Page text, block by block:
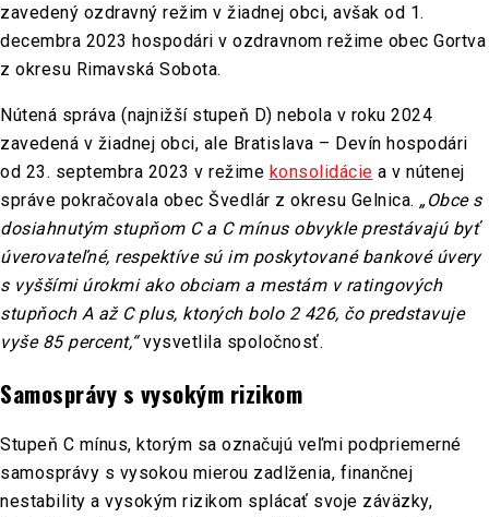
zavedený ozdravný režim v žiadnej obci, avšak od 1.
decembra 2023 hospodári v ozdravnom režime obec Gortva
z okresu Rimavská Sobota.
Nútená správa (najnižší stupeň D) nebola v roku 2024
zavedená v žiadnej obci, ale Bratislava – Devín hospodári
od 23. septembra 2023 v režime konsolidácie a v nútenej
správe pokračovala obec Švedlár z okresu Gelnica. „Obce s
dosiahnutým stupňom C a C mínus obvykle prestávajú byť
úverovateľné, respektíve sú im poskytované bankové úvery
s vyššími úrokmi ako obciam a mestám v ratingových
stupňoch A až C plus, ktorých bolo 2 426, čo predstavuje
vyše 85 percent,“vysvetlila spoločnosť.
Samosprávy s vysokým rizikom
Stupeň C mínus, ktorým sa označujú veľmi podpriemerné
samosprávy s vysokou mierou zadlženia, finančnej
nestability a vysokým rizikom splácať svoje záväzky,